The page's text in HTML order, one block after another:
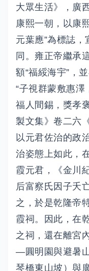
大眾生活》，廣
康熙一朝，以康
元葉應”為標誌
同。雍正帝繼承
額“福綏海宇”，
“子視群蒙敷惠澤
福人間錫，獎孝
製文集》卷二六
以元君佐治的政
治姿態上如此，
霞元君，《金川
后富察氏因子夭
之，於是乾隆帝
霞祠。因此，在
之祠，還在離宮
—圓明園與避暑
琴橋東山坡）與